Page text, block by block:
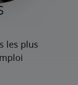
les plus